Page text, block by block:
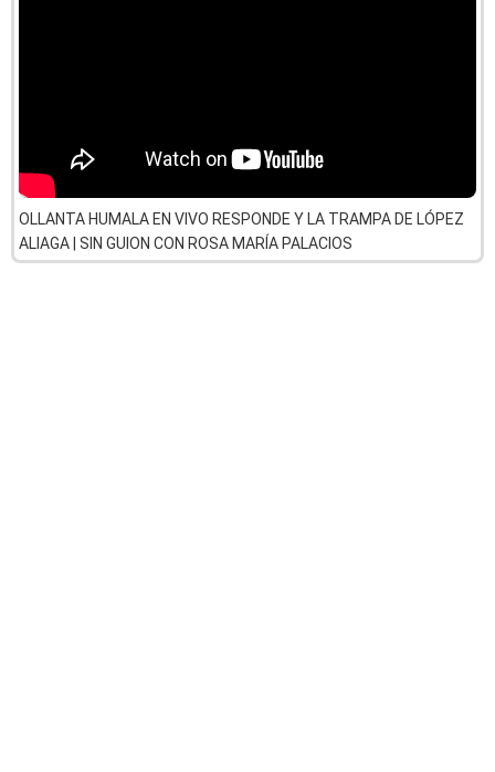
OLLANTA HUMALA EN VIVO RESPONDE Y LA TRAMPA DE LÓPEZ
ALIAGA | SIN GUION CON ROSA MARÍA PALACIOS